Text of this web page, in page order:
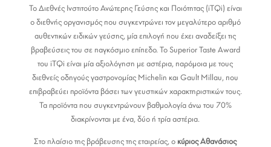
Το Διεθνές Ινστιτούτο Ανώτερης Γεύσης και Ποιότητας (iTQi) είναι
ο διεθνής οργανισμός που συγκεντρώνει τον μεγαλύτερο αριθμό
αυθεντικών ειδικών γεύσης, μία επιλογή που έχει αναδείξει τις
βραβεύσεις του σε παγκόσμιο επίπεδο. To Superior Taste Award
του iTQi είναι μία αξιολόγηση με αστέρια, παρόμοια με τους
διεθνείς οδηγούς γαστρονομίας Michelin και Gault Millau, που
επιβραβεύει προϊόντα βάσει των γευστικών χαρακτηριστικών τους.
Τα προϊόντα που συγκεντρώνουν βαθμολογία άνω του 70%
διακρίνονται με ένα, δύο ή τρία αστέρια.
Στο πλαίσιο της βράβευσης της εταιρείας, ο κύριος Αθανάσιος